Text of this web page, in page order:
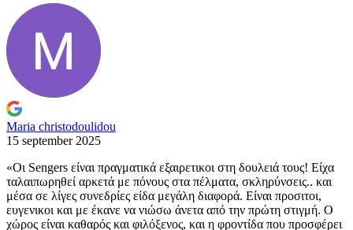
Maria christodoulidou
15 september 2025
«Οι Sengers είναι πραγματικά εξαιρετικοι στη δουλειά τους! Είχα
ταλαιπωρηθεί αρκετά με πόνους στα πέλματα, σκληρύνσεις.. και
μέσα σε λίγες συνεδρίες είδα μεγάλη διαφορά. Είναι προσιτοι,
ευγενικοι και με έκανε να νιώσω άνετα από την πρώτη στιγμή. Ο
χώρος είναι καθαρός και φιλόξενος, και η φροντίδα που προσφέρει